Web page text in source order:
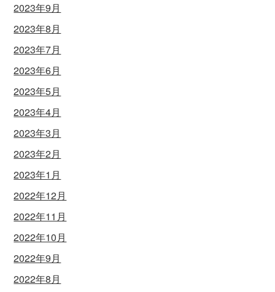
2023年9月
2023年8月
2023年7月
2023年6月
2023年5月
2023年4月
2023年3月
2023年2月
2023年1月
2022年12月
2022年11月
2022年10月
2022年9月
2022年8月